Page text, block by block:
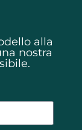
alla
nostra